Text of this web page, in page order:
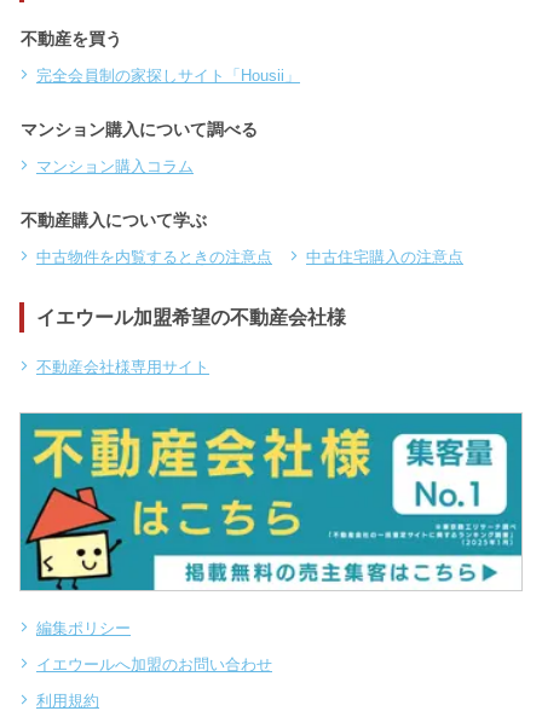
不動産を買う
完全会員制の家探しサイト「Housii」
マンション購入について調べる
マンション購入コラム
不動産購入について学ぶ
中古物件を内覧するときの注意点 中古住宅購入の注意点
イエウール加盟希望の不動産会社様
不動産会社様専用サイト
編集ポリシー
イエウールへ加盟のお問い合わせ
利用規約